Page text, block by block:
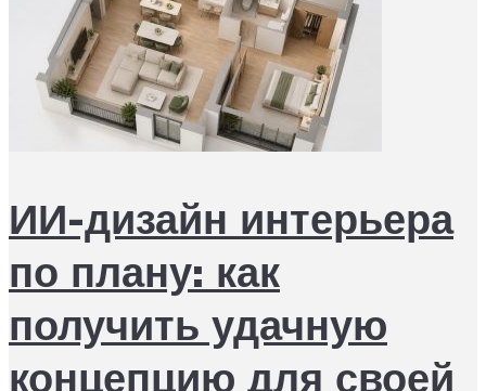
ИИ-дизайн интерьера
по плану: как
получить удачную
концепцию для своей